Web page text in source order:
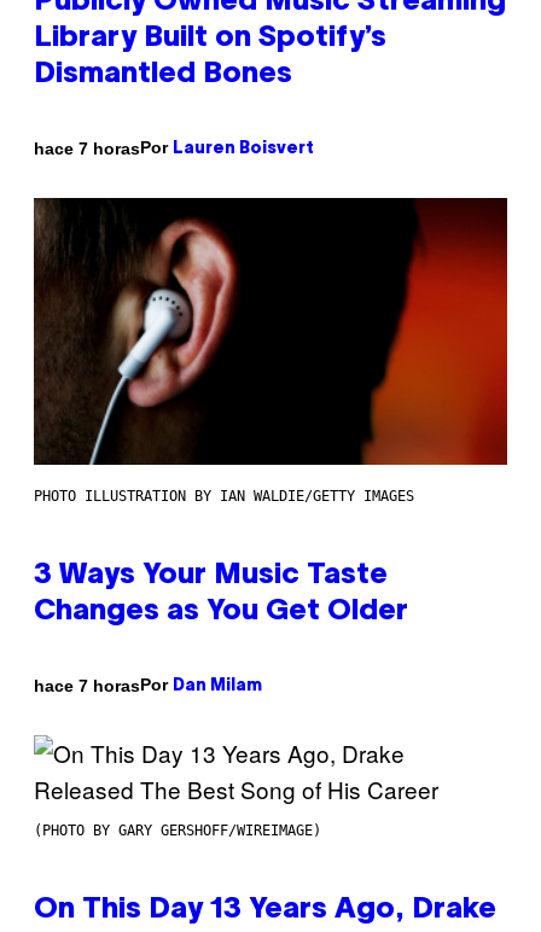
Library Built on Spotify’s
Dismantled Bones
hace 7 horasPor Lauren Boisvert
PHOTO ILLUSTRATION BY IAN WALDIE/GETTY IMAGES
3 Ways Your Music Taste
Changes as You Get Older
hace 7 horasPor Dan Milam
(PHOTO BY GARY GERSHOFF/WIREIMAGE)
On This Day 13 Years Ago, Drake